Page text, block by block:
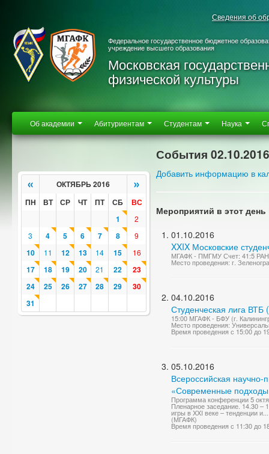
Сведения об
Федеральное государственное бюджетное
учреждение высшего образования
Московская
физической культуры
Об академии Абитуриентам Студентам Наука
« ОКТЯБРЬ 2016 »
ПН ВТ СР ЧТ ПТ СБ
ВС
1
2
3
4 5 6 7 8 9
10 11 12 13 14 15 16
17 18 19 20 21 22
23
24
25 26 27 28 29
30
31
События 02.10.2016
Добавить информацию в
Мероприятий в этот день
01.10.2016
XXIX Московские
МГАФК - ПМГМУ Счет: 41:5
Место проведения: г.
04.10.2016
Студенческая лига ВТБ
15:00 МГАФК - БФУ (г.
Место проведения:
Время проведения с 15:00 до
05.10.2016
Всероссийская
«Современные подходы
Программа конференции 5
Пленарное заседание. 14.30
игры в XXI веке – тенденции и...
(МГАФК)
Время проведения с 11:30 до